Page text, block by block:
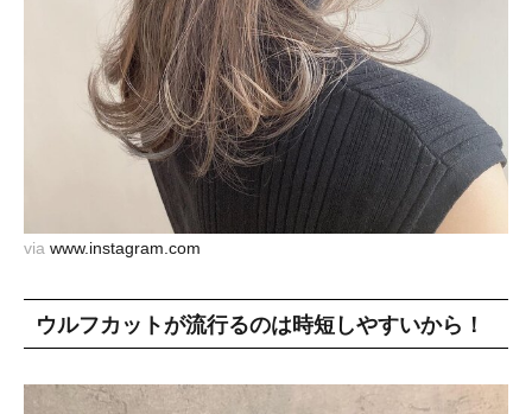
via www.instagram.com
ウルフカットが流行るのは時短しやすいから！